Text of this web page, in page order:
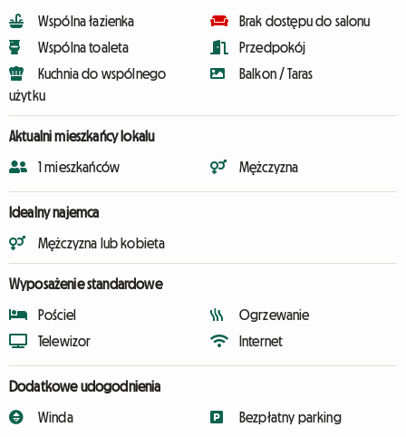
Wspólna łazienka
Wspólna toaleta
Kuchnia do wspólnego
użytku
Brak dostępu do salonu
Przedpokój
Balkon / Taras
Aktualni mieszkańcy lokalu
1 mieszkańców Mężczyzna
Idealny najemca
Mężczyzna lub kobieta
Wyposażenie standardowe
Pościel
Telewizor
Ogrzewanie
Internet
Dodatkowe udogodnienia
Winda Bezpłatny parking